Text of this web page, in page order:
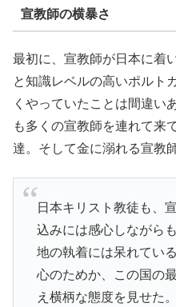
宣教師の横暴さ
最初に、宣教師が日本に着
と知識レベルの高いポルト
くやっていたことは間違い
も多くの宣教師を連れて来
達。そして金に溺れる宣教師
日本キリスト教徒も、
込みには感心しながら
地の執着には呆れてい
心のためか、この国の
え横柄な態度を見せた